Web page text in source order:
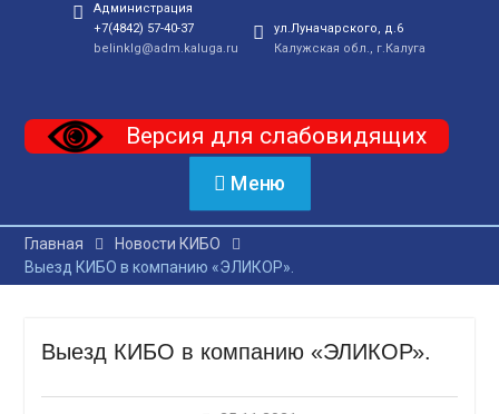
Администрация
+7(4842) 57-40-37
belinklg@adm.kaluga.ru
ул.Луначарского, д.6
Калужская обл., г.Калуга
Версия для слабовидящих
Меню
Главная
Новости КИБО
Выезд КИБО в компанию «ЭЛИКОР».
Выезд КИБО в компанию «ЭЛИКОР».